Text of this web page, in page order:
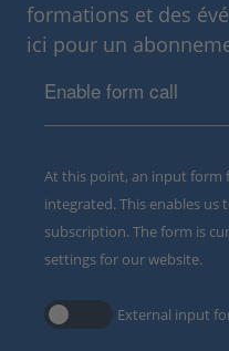
formations et des
ici pour un
Enable form call
At this point, an input form
integrated. This enables
subscription. The form is
settings for our website.
External input